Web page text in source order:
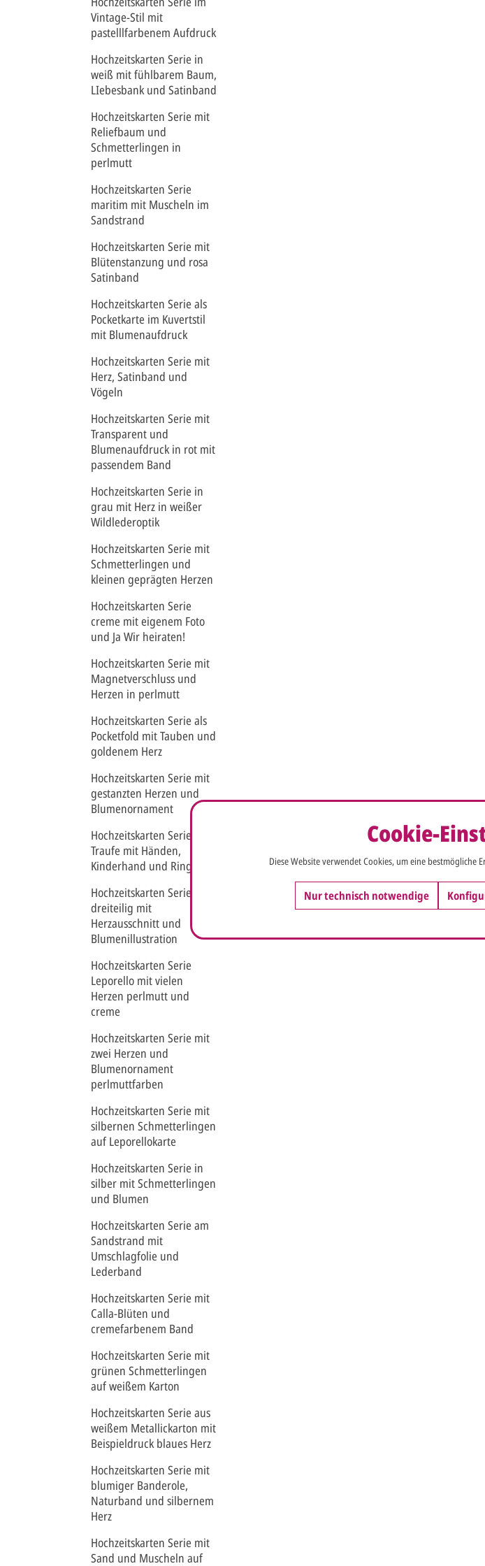
Vintage-Stil mit
pastelllfarbenem Aufdruck
Hochzeitskarten Serie in
weiß mit fühlbarem Baum,
LIebesbank und Satinband
Hochzeitskarten Serie mit
Reliefbaum und
Schmetterlingen in
perlmutt
Hochzeitskarten Serie
maritim mit Muscheln im
Sandstrand
Hochzeitskarten Serie mit
Blütenstanzung und rosa
Satinband
Hochzeitskarten Serie als
Pocketkarte im Kuvertstil
mit Blumenaufdruck
Hochzeitskarten Serie mit
Herz, Satinband und
Vögeln
Hochzeitskarten Serie mit
Transparent und
Blumenaufdruck in rot mit
passendem Band
Hochzeitskarten Serie in
grau mit Herz in weißer
Wildlederoptik
Hochzeitskarten Serie mit
Schmetterlingen und
kleinen geprägten Herzen
Hochzeitskarten Serie
creme mit eigenem Foto
und Ja Wir heiraten!
Hochzeitskarten Serie mit
Magnetverschluss und
Herzen in perlmutt
Hochzeitskarten Serie als
Pocketfold mit Tauben und
goldenem Herz
Hochzeitskarten Serie mit
gestanzten Herzen und
Blumenornament
Hochzeitskarten Serie
Traufe mit Händen,
Kinderhand und Ring
Hochzeitskarten Serie
dreiteilig mit
Herzausschnitt und
Blumenillustration
Hochzeitskarten Serie
Leporello mit vielen
Herzen perlmutt und
creme
Hochzeitskarten Serie mit
zwei Herzen und
Blumenornament
perlmuttfarben
Hochzeitskarten Serie mit
silbernen Schmetterlingen
auf Leporellokarte
Hochzeitskarten Serie in
silber mit Schmetterlingen
und Blumen
Hochzeitskarten Serie am
Sandstrand mit
Umschlagfolie und
Lederband
Hochzeitskarten Serie mit
Calla-Blüten und
cremefarbenem Band
Hochzeitskarten Serie mit
grünen Schmetterlingen
auf weißem Karton
Hochzeitskarten Serie aus
weißem Metallickarton mit
Beispieldruck blaues Herz
Hochzeitskarten Serie mit
blumiger Banderole,
Naturband und silbernem
Herz
Hochzeitskarten Serie mit
Sand und Muscheln auf
Cookie-
Diese Website verwendet Cookies, um eine bestmögliche
Nur technisch notwendige